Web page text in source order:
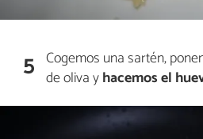
5 Cogemos una sartén,
de oliva yhacemos el